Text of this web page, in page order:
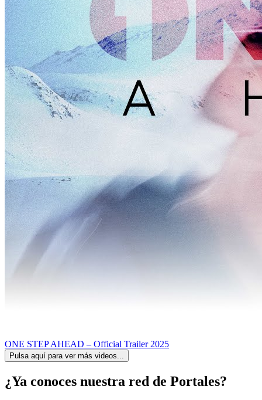
ONE STEP AHEAD – Official Trailer 2025
Pulsa aquí para ver más videos...
¿Ya conoces nuestra red de Portales?